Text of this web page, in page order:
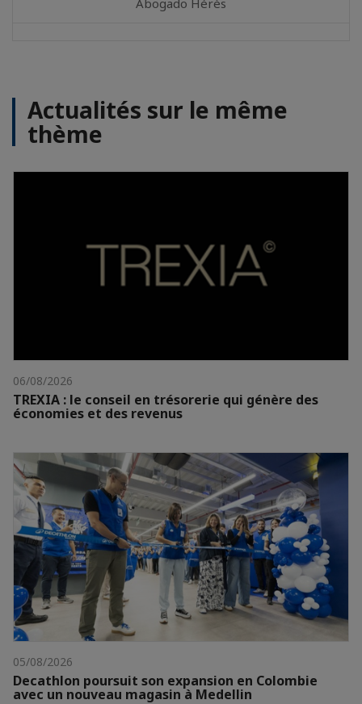
Actualités sur le même
thème
06/08/2026
TREXIA : le conseil en trésorerie qui génère des
économies et des revenus
05/08/2026
Decathlon poursuit son expansion en Colombie
avec un nouveau magasin à Medellin